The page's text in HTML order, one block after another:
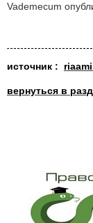
Vademecum
источник :
вернуться в